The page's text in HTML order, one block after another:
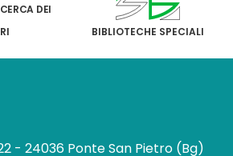
DEI
BIBLIOTECHE SPECIALI
- 24036 Ponte San Pietro (Bg)